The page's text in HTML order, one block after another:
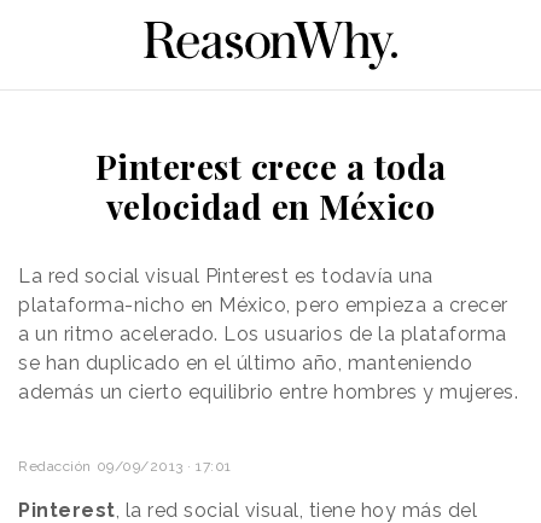
Pinterest crece a toda
velocidad en México
La red social visual Pinterest es todavía una
plataforma-nicho en México, pero empieza a crecer
a un ritmo acelerado. Los usuarios de la plataforma
se han duplicado en el último año, manteniendo
además un cierto equilibrio entre hombres y mujeres.
Redacción 09/09/2013 · 17:01
Pinterest , la red social visual, tiene hoy más del